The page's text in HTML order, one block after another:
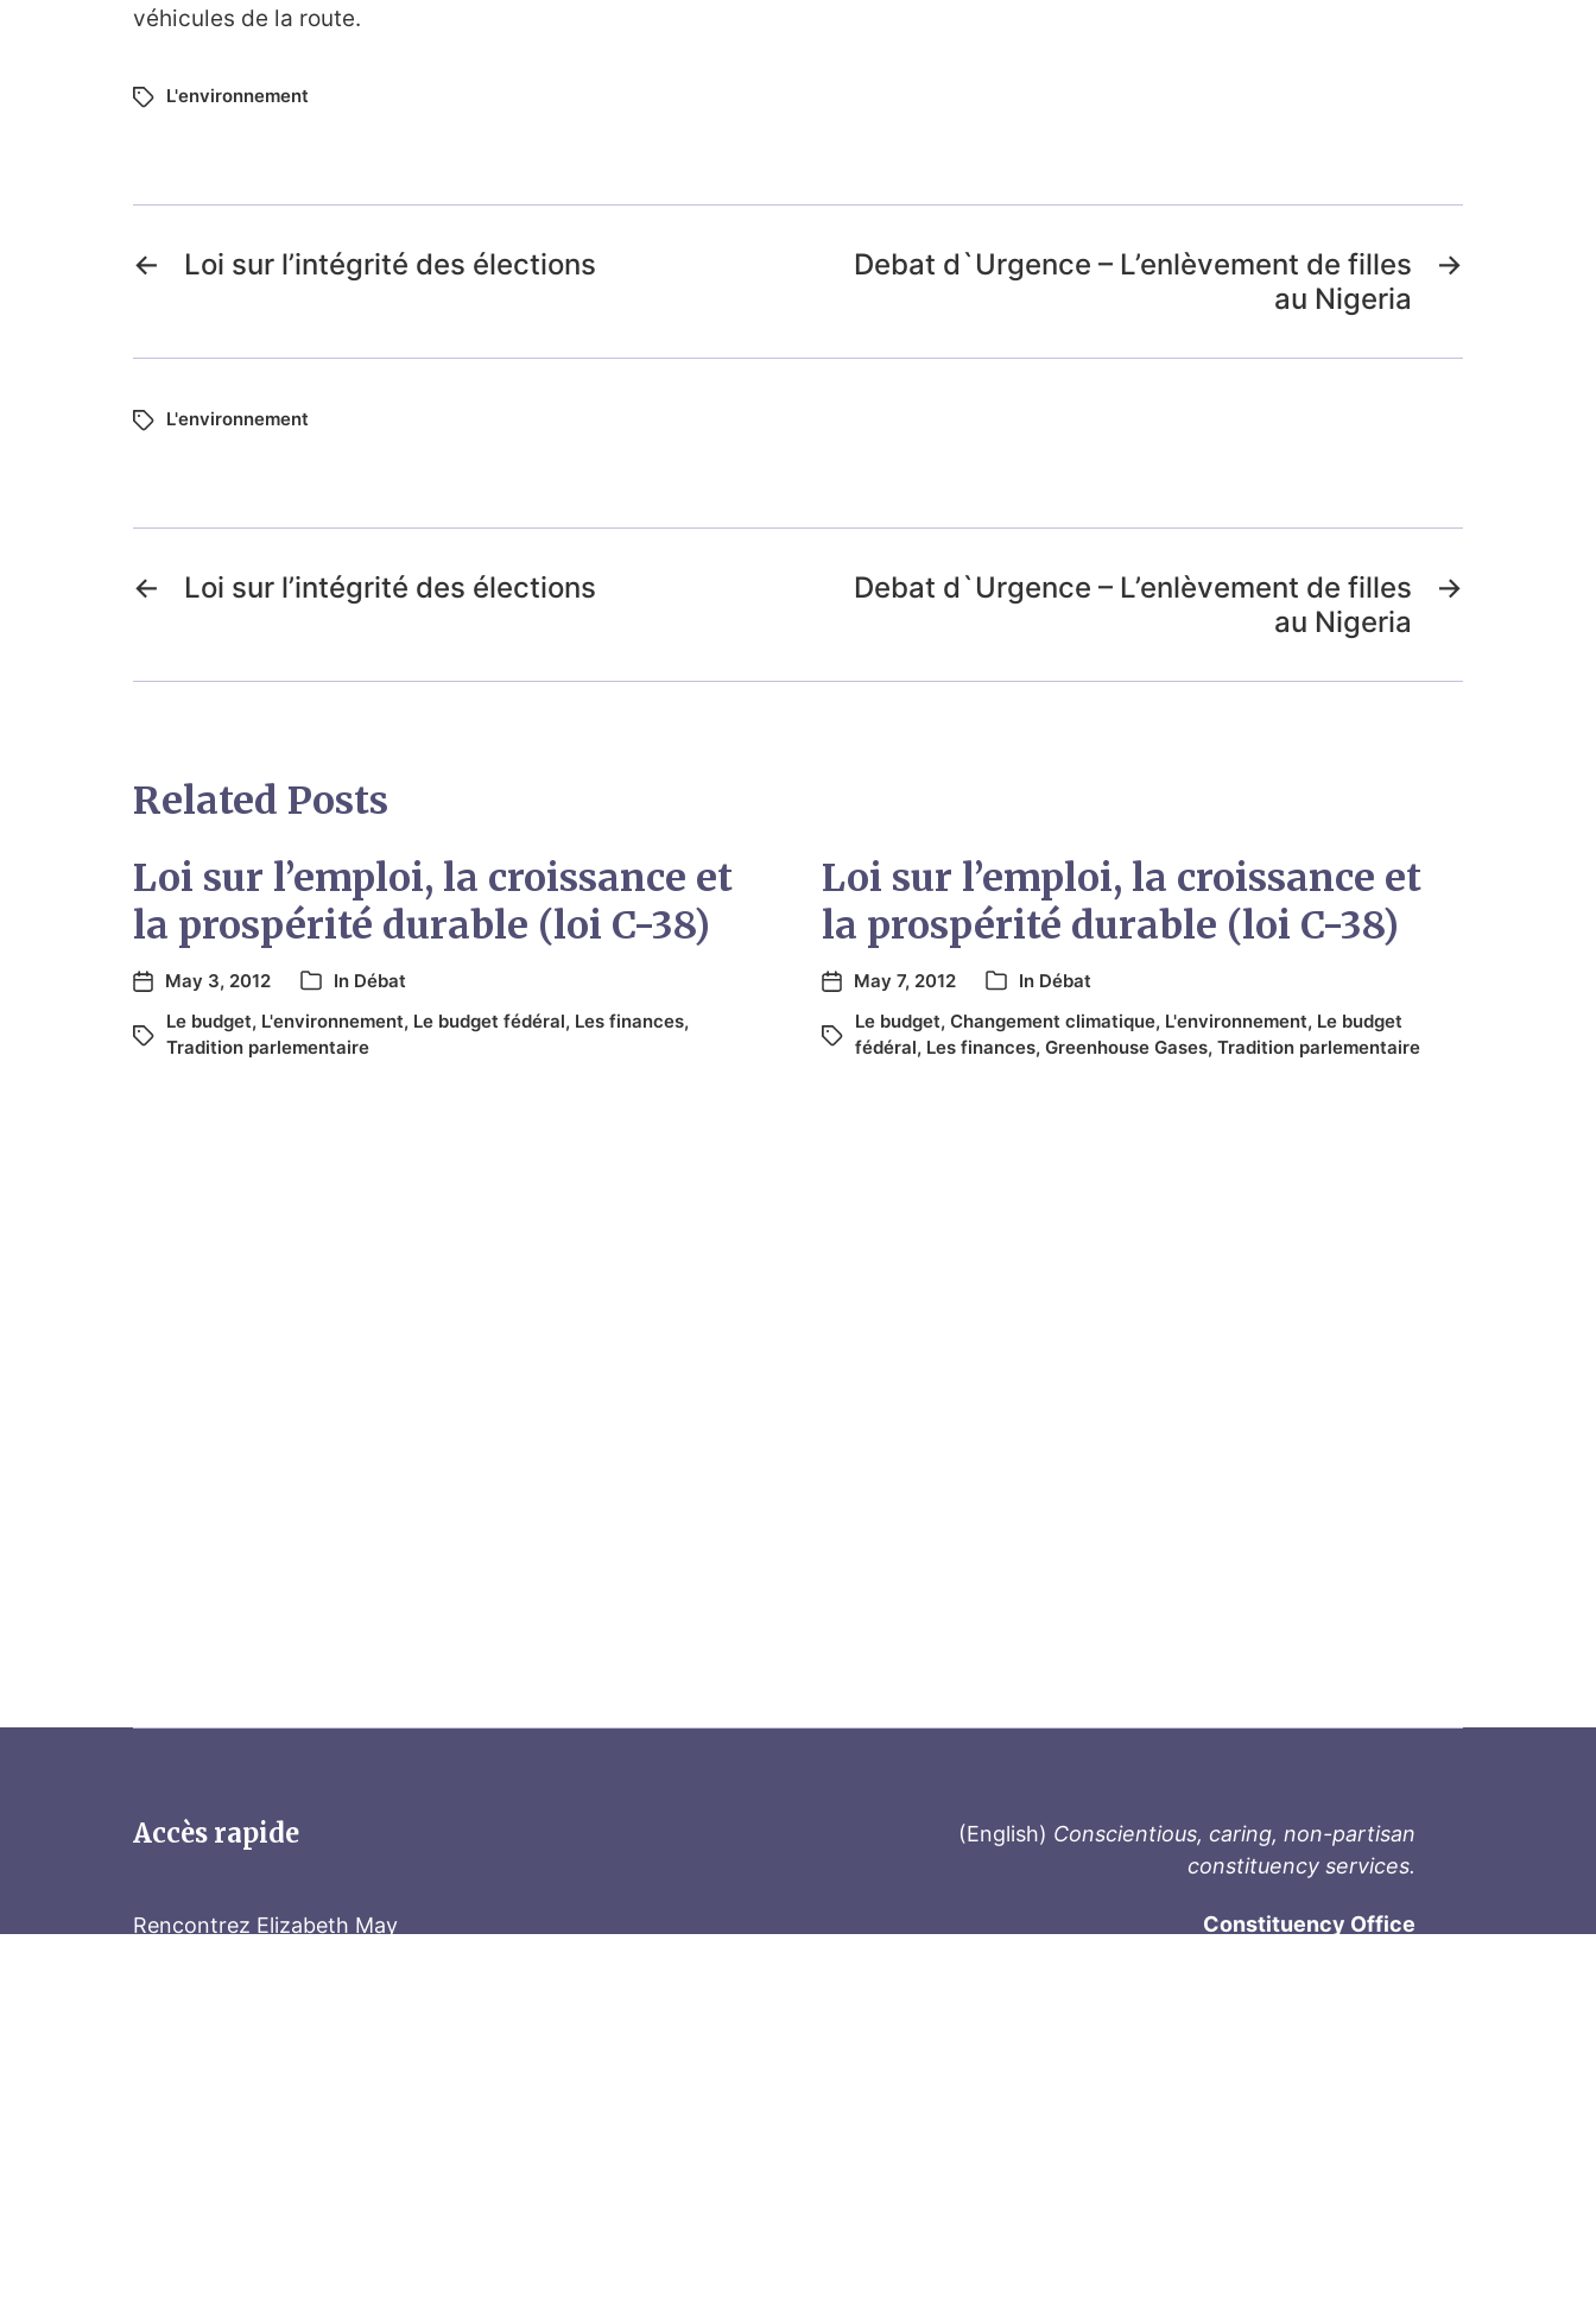
véhicules de la route.
L'environnement
← Loi sur l’intégrité des élections →
Debat d`Urgence – L’enlèvement de filles
au Nigeria
L'environnement
← Loi sur l’intégrité des élections →
Debat d`Urgence – L’enlèvement de filles
au Nigeria
Related Posts
Loi sur l’emploi, la croissance et
la prospérité durable (loi C-38)
May 3, 2012 In Débat
Le budget, L'environnement, Le budget fédéral, Les finances,
Tradition parlementaire
Loi sur l’emploi, la croissance et
la prospérité durable (loi C-38)
May 7, 2012 In Débat
Le budget, Changement climatique, L'environnement, Le budget
fédéral, Les finances, Greenhouse Gases, Tradition parlementaire
Accès rapide
Rencontrez Elizabeth May
(English) Conscientious, caring, non-partisan
constituency services.
Constituency Office